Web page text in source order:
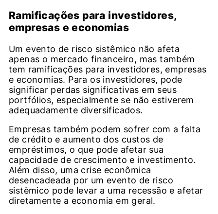
Ramificações para investidores,
empresas e economias
Um evento de risco sistêmico não afeta
apenas o mercado financeiro, mas também
tem ramificações para investidores, empresas
e economias. Para os investidores, pode
significar perdas significativas em seus
portfólios, especialmente se não estiverem
adequadamente diversificados.
Empresas também podem sofrer com a falta
de crédito e aumento dos custos de
empréstimos, o que pode afetar sua
capacidade de crescimento e investimento.
Além disso, uma crise econômica
desencadeada por um evento de risco
sistêmico pode levar a uma recessão e afetar
diretamente a economia em geral.